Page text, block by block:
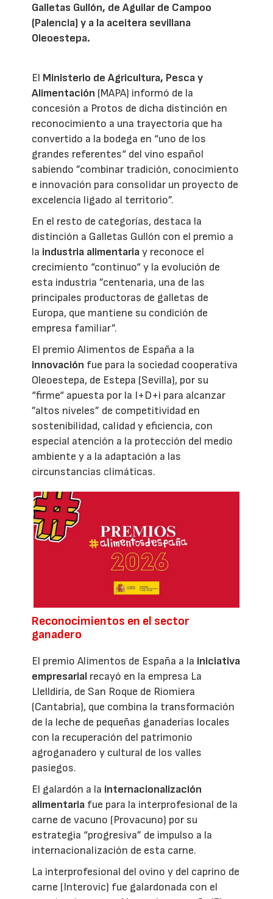
Galletas Gullón, de Aguilar de Campoo
(Palencia) y a la aceitera sevillana
Oleoestepa.
El Ministerio de Agricultura, Pesca y
Alimentación (MAPA) informó de la
concesión a Protos de dicha distinción en
reconocimiento a una trayectoria que ha
convertido a la bodega en “uno de los
grandes referentes“ del vino español
sabiendo ”combinar tradición, conocimiento
e innovación para consolidar un proyecto de
excelencia ligado al territorio”.
En el resto de categorías, destaca la
distinción a Galletas Gullón con el premio a
la industria alimentariay reconoce el
crecimiento “continuo“ y la evolución de
esta industria ”centenaria, una de las
principales productoras de galletas de
Europa, que mantiene su condición de
empresa familiar”.
El premio Alimentos de España a la
innovación fue para la sociedad cooperativa
Oleoestepa, de Estepa (Sevilla), por su
“firme“ apuesta por la I+D+i para alcanzar
”altos niveles” de competitividad en
sostenibilidad, calidad y eficiencia, con
especial atención a la protección del medio
ambiente y a la adaptación a las
circunstancias climáticas.
Reconocimientos en el sector
ganadero
El premio Alimentos de España a la iniciativa
empresarial recayó en la empresa La
Llelldiría, de San Roque de Riomiera
(Cantabria), que combina la transformación
de la leche de pequeñas ganaderías locales
con la recuperación del patrimonio
agroganadero y cultural de los valles
pasiegos.
El galardón a la internacionalización
alimentaria fue para la interprofesional de la
carne de vacuno (Provacuno) por su
estrategia “progresiva” de impulso a la
internacionalización de esta carne.
La interprofesional del ovino y del caprino de
carne (Interovic) fue galardonada con el